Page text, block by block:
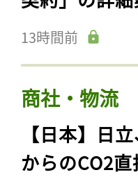
13時間前
商社・物流
【日本】日
からのCO2